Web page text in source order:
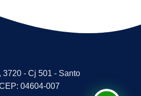
3720 - Cj 501 - Santo
04604-007